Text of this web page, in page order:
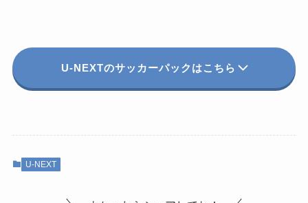
U-NEXTのサッカーパックはこちら
U-NEXT